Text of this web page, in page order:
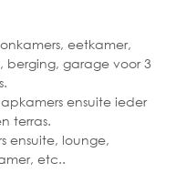
eetkamer,
berging, garage voor 3
ensuite ieder
terras.
ensuite, lounge,
etc..